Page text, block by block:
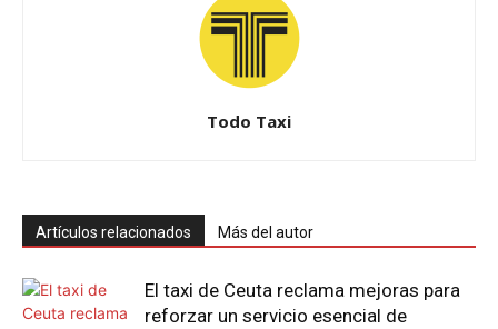
Todo Taxi
Artículos relacionados Más del autor
El taxi de Ceuta reclama mejoras para
reforzar un servicio esencial de